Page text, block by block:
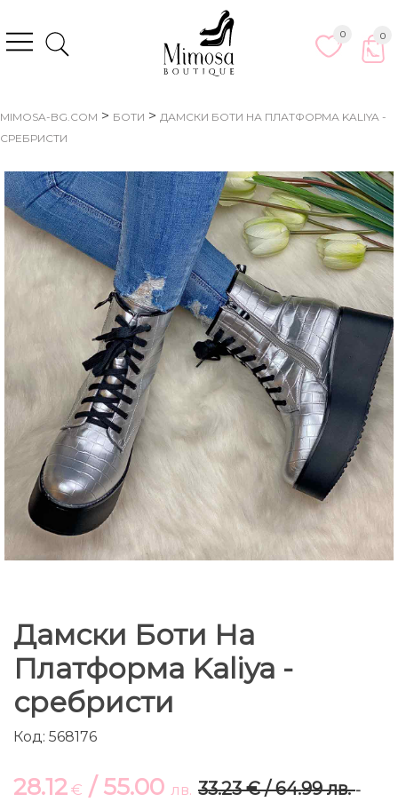
0
0
MIMOSA-BG.COM > БОТИ > ДАМСКИ БОТИ НА ПЛАТФОРМА KALIYA -
СРЕБРИСТИ
Дамски Боти На
Платформа Kaliya -
сребристи
Код: 568176
28.12 € / 55.00 лв. 33.23 € / 64.99 лв.-